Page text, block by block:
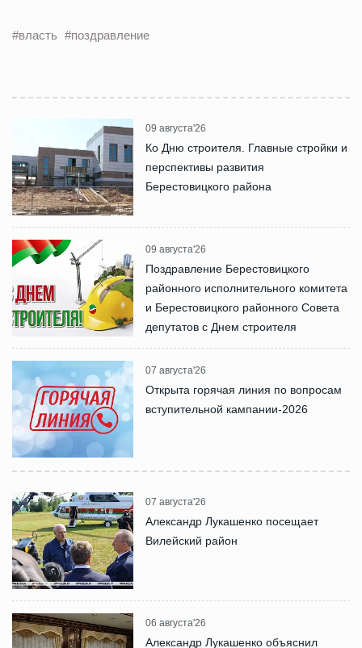
#власть #поздравление
09 августа'26
Ко Дню строителя. Главные стройки и
перспективы развития
Берестовицкого района
09 августа'26
Поздравление Берестовицкого
районного исполнительного комитета
и Берестовицкого районного Совета
депутатов с Днем строителя
07 августа'26
Открыта горячая линия по вопросам
вступительной кампании-2026
07 августа'26
Александр Лукашенко посещает
Вилейский район
06 августа'26
Александр Лукашенко объяснил